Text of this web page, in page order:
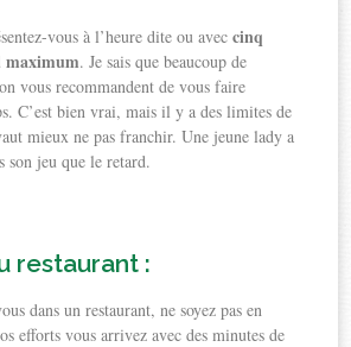
vous à l’heure dite ou aveccinq
maximum. Je sais que beaucoup de
vous recommandent de vous faire
C’est bien vrai, mais il y a des limites de
mieux ne pas franchir. Une jeune lady a
son jeu que le retard.
restaurant :
dans un restaurant, ne soyez pas en
efforts vous arrivez avec des minutes de